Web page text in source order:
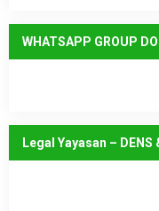
WHATSAPP GROUP
Legal Yayasan – DENS